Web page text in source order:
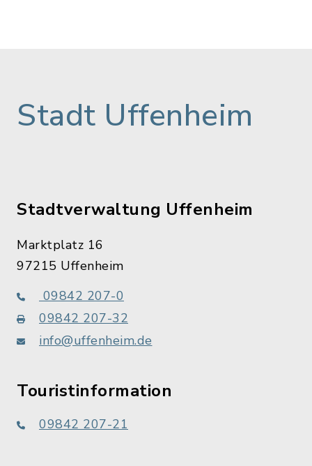
Stadt Uffenheim
Stadtverwaltung Uffenheim
Marktplatz 16
97215 Uffenheim
09842 207-0
09842 207-32
info@uffenheim.de
Touristinformation
09842 207-21